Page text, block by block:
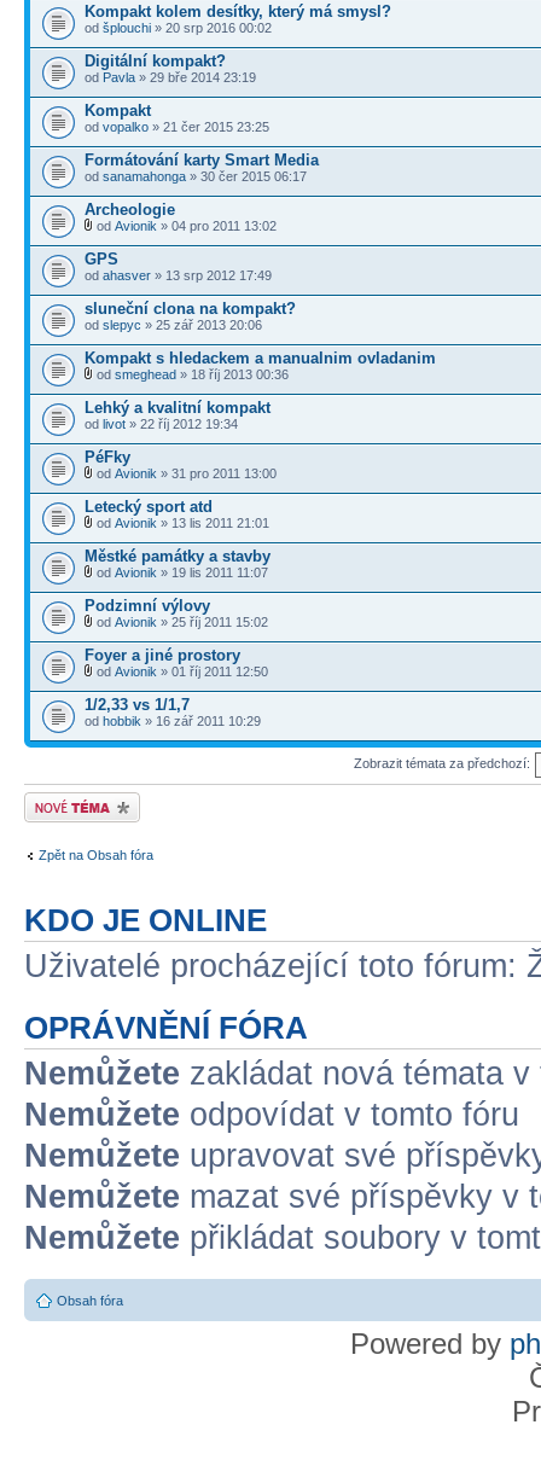
Kompakt kolem desítky, který má smysl?
od šplouchi » 20 srp 2016 00:02
Digitální kompakt?
od Pavla » 29 bře 2014 23:19
Kompakt
od vopalko » 21 čer 2015 23:25
Formátování karty Smart Media
od sanamahonga » 30 čer 2015 06:17
Archeologie
od Avionik » 04 pro 2011 13:02
GPS
od ahasver » 13 srp 2012 17:49
sluneční clona na kompakt?
od slepyc » 25 zář 2013 20:06
Kompakt s hledackem a manualnim ovladanim
od smeghead » 18 říj 2013 00:36
Lehký a kvalitní kompakt
od livot » 22 říj 2012 19:34
PéFky
od Avionik » 31 pro 2011 13:00
Letecký sport atd
od Avionik » 13 lis 2011 21:01
Městké památky a stavby
od Avionik » 19 lis 2011 11:07
Podzimní výlovy
od Avionik » 25 říj 2011 15:02
Foyer a jiné prostory
od Avionik » 01 říj 2011 12:50
1/2,33 vs 1/1,7
od hobbik » 16 zář 2011 10:29
Zobrazit témata za předchozí:
Odeslat nové téma
Zpět na Obsah fóra
KDO JE ONLINE
Uživatelé procházející toto fórum:
OPRÁVNĚNÍ FÓRA
Nemůžete zakládat nová témata v
Nemůžete odpovídat v tomto fóru
Nemůžete upravovat své
Nemůžete mazat své příspěvky v
Nemůžete přikládat soubory v
Obsah fóra
Powered by